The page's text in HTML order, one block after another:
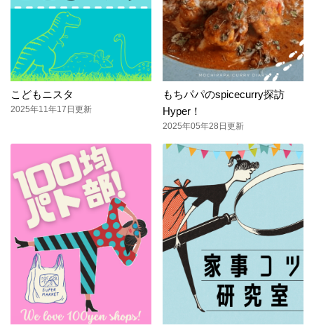
こどもニスタ
2025年11年17日更新
もちパパのspicecurry探訪
Hyper！
2025年05年28日更新